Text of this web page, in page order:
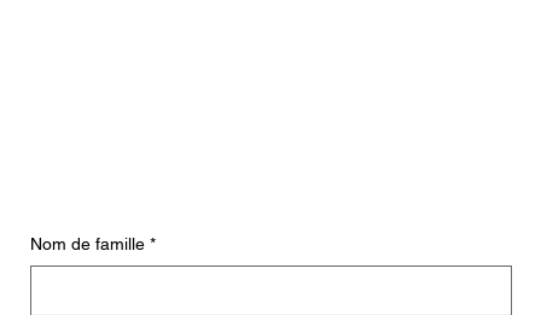
Nom de famille *